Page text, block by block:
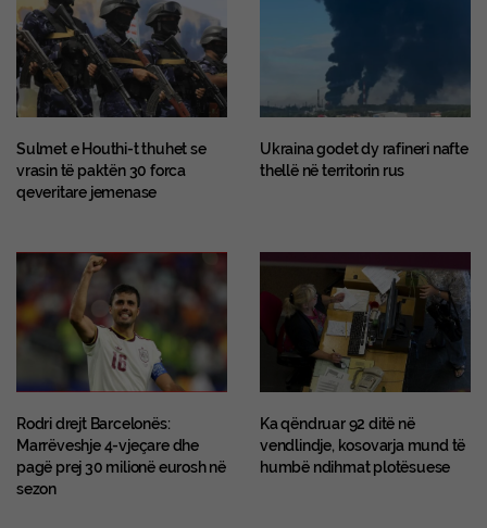
Sulmet e Houthi-t thuhet se
vrasin të paktën 30 forca
qeveritare jemenase
Ukraina godet dy rafineri nafte
thellë në territorin rus
Rodri drejt Barcelonës:
Marrëveshje 4-vjeçare dhe
pagë prej 30 milionë eurosh në
sezon
Ka qëndruar 92 ditë në
vendlindje, kosovarja mund të
humbë ndihmat plotësuese